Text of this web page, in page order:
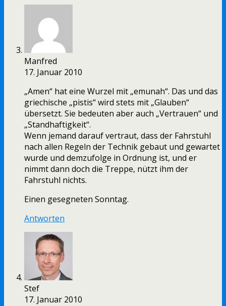
Manfred
17. Januar 2010
„Amen“ hat eine Wurzel mit „emunah“. Das und das
griechische „pistis“ wird stets mit „Glauben“
übersetzt. Sie bedeuten aber auch „Vertrauen“ und
„Standhaftigkeit“.
Wenn jemand darauf vertraut, dass der Fahrstuhl
nach allen Regeln der Technik gebaut und gewartet
wurde und demzufolge in Ordnung ist, und er
nimmt dann doch die Treppe, nützt ihm der
Fahrstuhl nichts.
Einen gesegneten Sonntag.
Antworten
Stef
17. Januar 2010